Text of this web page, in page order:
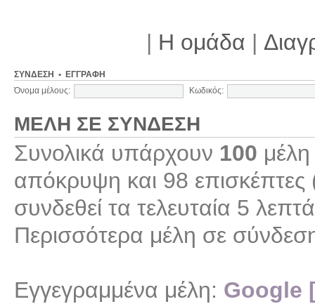
| Η ομάδα |
ΣΎΝΔΕΣΗ • ΕΓΓΡΑΦΉ
Όνομα μέλους: Κωδικός:
ΜΈΛΗ ΣΕ ΣΎΝΔΕΣΗ
Συνολικά υπάρχουν 100
απόκρυψη και 98
συνδεθεί τα τελευταία 5
Περισσότερα μέλη σε
Εγγεγραμμένα μέλη: Google